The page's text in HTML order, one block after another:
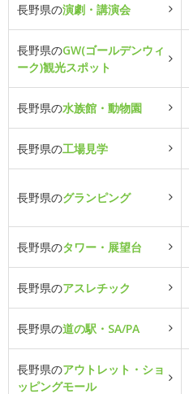
長野県の演劇・講演会
長野県のGW(ゴールデンウィ
ーク)観光スポット
長野県の水族館・動物園
長野県の工場見学
長野県のグランピング
長野県のタワー・展望台
長野県のアスレチック
長野県の道の駅・SA/PA
長野県のアウトレット・ショ
ッピングモール